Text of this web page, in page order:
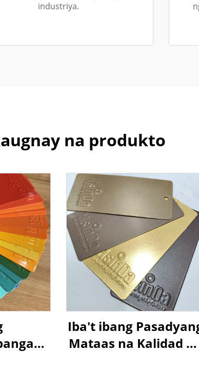
industriya.
na produkto
Iba't ibang
Mataas na Kalidad na